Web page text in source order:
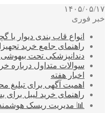
۱۴۰۵/۰۵/۱۷
خبر فوری
انواع قاب بندی دیوار
راهنمای جامع خرید
دندانپزشکی تحت
سوالات متداول
اخبار هفته
اهمیت آگهی برای
راهنمای خرید لیبل
📊 مدیریت ریسک